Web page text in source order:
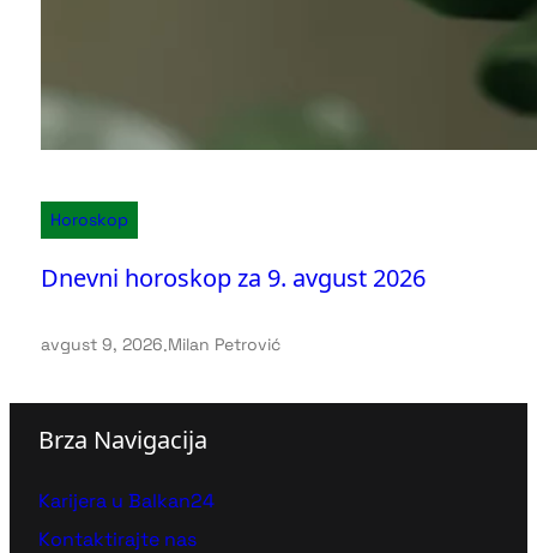
Horoskop
Dnevni horoskop za 9. avgust 2026
avgust 9, 2026.Milan Petrović
Brza Navigacija
Karijera u Balkan24
Kontaktirajte nas